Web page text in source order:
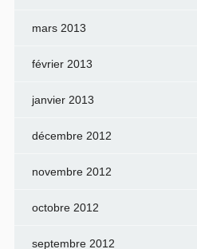
mars 2013
février 2013
janvier 2013
décembre 2012
novembre 2012
octobre 2012
septembre 2012